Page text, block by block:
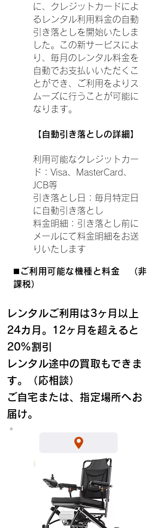
に、クレジットカードによ
るレンタル利用料金の自動
引き落としを開始いたしま
した。この新サービスによ
り、毎月のレンタル料金を
自動でお支払いいただくこ
とができ、ご利用をよりス
ムーズに行うことが可能に
なります。
【自動引き落としの詳細】
利用可能なクレジットカー
ド：Visa、MasterCard、
JCB等
引き落とし日：毎月特定日
に自動引き落とし
料金明細：引き落とし前に
メールにて料金明細をお送
りいたします
◼️ご利用可能な機種と料金 （非
課税）
レンタルご利用は3ヶ月以上
24カ月。12ヶ月を超えると
20%割引
レンタル途中の買取もできま
す。（応相談）
ご自宅または、指定場所へお
届け。